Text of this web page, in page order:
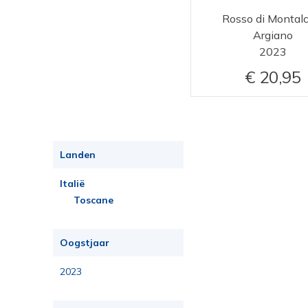
Landen
Italië
Toscane
Oogstjaar
2023
Rosso di
Argiano
2023
20,95